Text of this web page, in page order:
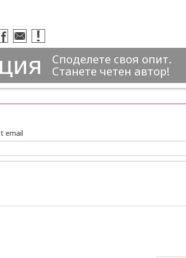
Споделете своя опит.
Станете четен автор!
email